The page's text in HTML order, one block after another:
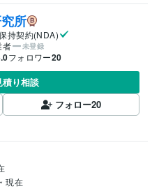
所
持契約(NDA)
者
未登録
フォロワー20
り相談
フォロー20
現在